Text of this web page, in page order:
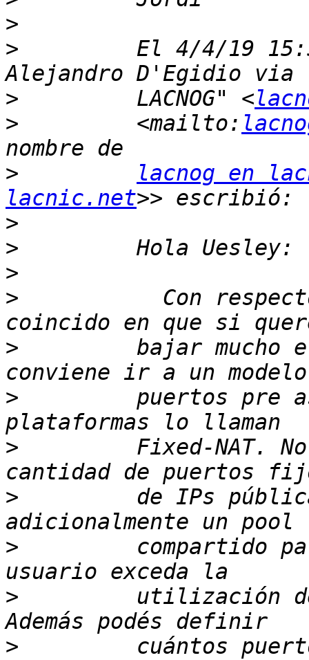
>
>
El 4/4/19
>
         LACNOG" <
>
         <mailto:
>
lacnog en
lacnic.net
>
>
>
>
Con
>
bajar mucho
>
puertos pre
>
Fixed-NAT.
>
de IPs
>
compartido
>
utilización
>
cuántos